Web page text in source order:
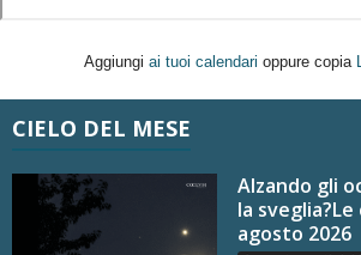
Aggiungi ai tuoi calendari oppure copia
CIELO DEL MESE
Alzando gli
la
agosto 2026